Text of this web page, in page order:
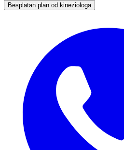
Besplatan plan od kineziologa